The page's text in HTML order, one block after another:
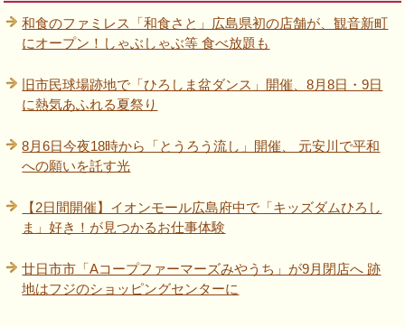
和食のファミレス「和食さと」広島県初の店舗が、観音新町
にオープン！しゃぶしゃぶ等 食べ放題も
旧市民球場跡地で「ひろしま盆ダンス」開催、8月8日・9日
に熱気あふれる夏祭り
8月6日今夜18時から「とうろう流し」開催、 元安川で平和
への願いを託す光
【2日間開催】イオンモール広島府中で「キッズダムひろし
ま」好き！が見つかるお仕事体験
廿日市市「Aコープファーマーズみやうち」が9月閉店へ 跡
地はフジのショッピングセンターに